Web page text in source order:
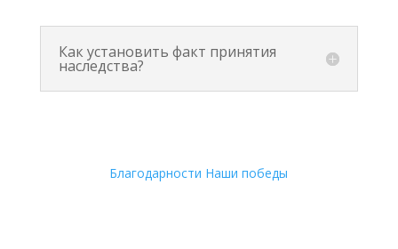
Как установить факт принятия
наследства?
Благодарности Наши победы